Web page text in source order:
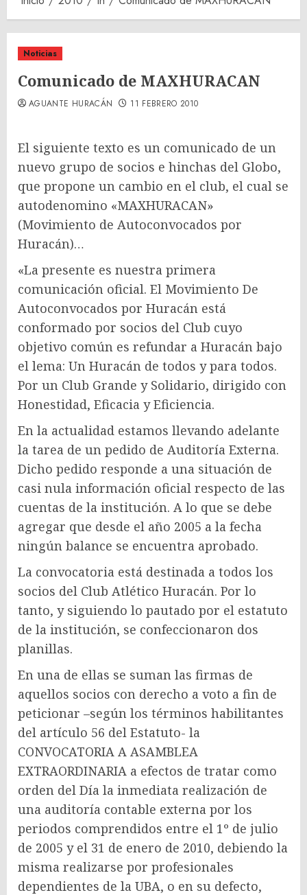
Noticias
Comunicado de MAXHURACAN
AGUANTE HURACÁN 11 FEBRERO 2010
El siguiente texto es un comunicado de un
nuevo grupo de socios e hinchas del Globo,
que propone un cambio en el club, el cual se
autodenomino «MAXHURACAN»
(Movimiento de Autoconvocados por
Huracán)…
«La presente es nuestra primera
comunicación oficial. El Movimiento De
Autoconvocados por Huracán está
conformado por socios del Club cuyo
objetivo común es refundar a Huracán bajo
el lema: Un Huracán de todos y para todos.
Por un Club Grande y Solidario, dirigido con
Honestidad, Eficacia y Eficiencia.
En la actualidad estamos llevando adelante
la tarea de un pedido de Auditoría Externa.
Dicho pedido responde a una situación de
casi nula información oficial respecto de las
cuentas de la institución. A lo que se debe
agregar que desde el año 2005 a la fecha
ningún balance se encuentra aprobado.
La convocatoria está destinada a todos los
socios del Club Atlético Huracán. Por lo
tanto, y siguiendo lo pautado por el estatuto
de la institución, se confeccionaron dos
planillas.
En una de ellas se suman las firmas de
aquellos socios con derecho a voto a fin de
peticionar –según los términos habilitantes
del artículo 56 del Estatuto- la
CONVOCATORIA A ASAMBLEA
EXTRAORDINARIA a efectos de tratar como
orden del Día la inmediata realización de
una auditoría contable externa por los
periodos comprendidos entre el 1º de julio
de 2005 y el 31 de enero de 2010, debiendo la
misma realizarse por profesionales
dependientes de la UBA, o en su defecto,